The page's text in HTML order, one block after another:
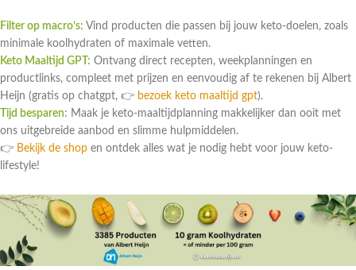
Filter op macro’s: Vind producten die passen bij jouw keto-doelen, zoals
minimale koolhydraten of maximale vetten.
Keto Maaltijd GPT: Ontvang direct recepten, weekplanningen en
productlinks, compleet met prijzen en eenvoudig af te rekenen bij Albert
Heijn (gratis op chatgpt, 👉 bezoek keto maaltijd gpt).
Tijd besparen: Maak je keto-maaltijdplanning makkelijker dan ooit met
ons uitgebreide aanbod en slimme hulpmiddelen.
👉 Bekijk de shop en ontdek alles wat je nodig hebt voor jouw keto-
lifestyle!